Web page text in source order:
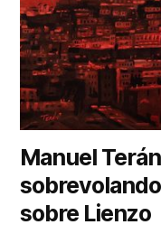
Manuel
sobre Lienzo